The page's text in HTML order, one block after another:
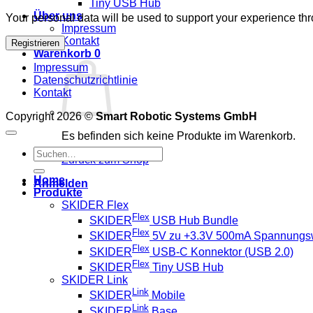
Tiny USB Hub
Über uns
Impressum
Kontakt
Warenkorb 0
Es befinden sich keine Produkte im Warenkorb.
Zurück zum Shop
Anmelden
Your personal data will be used to support your experience
Registrieren
Impressum
Datenschutzrichtlinie
Kontakt
Copyright 2026 ©Smart Robotic Systems GmbH
Suche
nach:
Home
Produkte
SKIDER Flex
SKIDERFlex USB Hub Bundle
SKIDER Flex 5V zu +3.3V 500mA
SKIDERFlex USB-C Konnektor (USB 2.0)
SKIDERFlex Tiny USB Hub
SKIDER Link
SKIDER Link Mobile
Link